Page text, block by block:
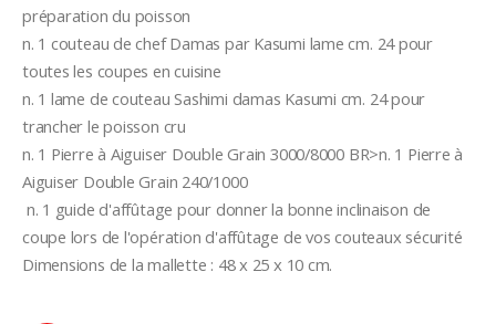
préparation du poisson
n. 1 couteau de chef Damas par Kasumi lame cm. 24 pour
toutes les coupes en cuisine
n. 1 lame de couteau Sashimi damas Kasumi cm. 24 pour
trancher le poisson cru
n. 1 Pierre à Aiguiser Double Grain 3000/8000 BR>n. 1 Pierre à
Aiguiser Double Grain 240/1000
coupe lors de l'opération d'affûtage de vos couteaux sécurité
Dimensions de la mallette : 48 x 25 x 10 cm.